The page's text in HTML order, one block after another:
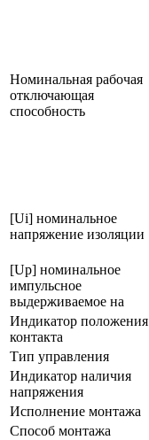
Номинальная рабочая
отключающая
способность
[Ui] номинальное
напряжение изоляции
[Up] номинальное
импульсное
выдерживаемое на
Индикатор положения
контакта
Тип управления
Индикатор наличия
напряжения
Исполнение монтажа
Способ монтажа